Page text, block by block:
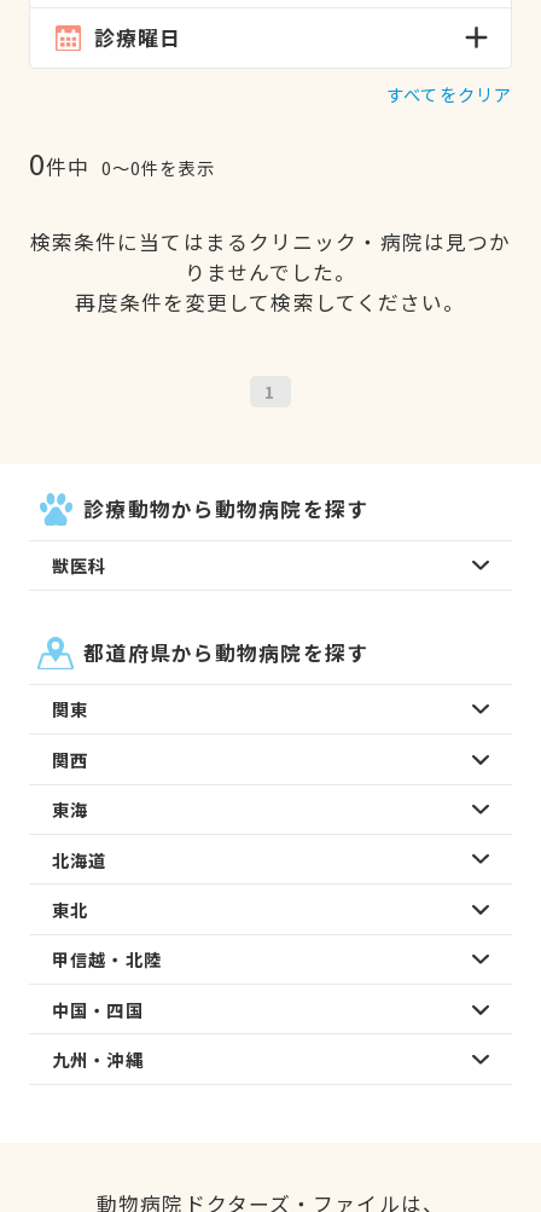
診療曜日
すべてをクリア
0件中 0〜0件を表示
検索条件に当てはまるクリニック・病院は見つか
りませんでした。
再度条件を変更して検索してください。
1
診療動物から動物病院を探す
獣医科
都道府県から動物病院を探す
関東
関西
東海
北海道
東北
甲信越・北陸
中国・四国
九州・沖縄
動物病院ドクターズ・ファイルは、